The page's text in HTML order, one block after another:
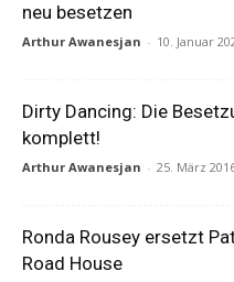
neu besetzen
Arthur Awanesjan - 10. Januar
Dirty Dancing: Die
komplett!
Arthur Awanesjan - 25. März
Ronda Rousey ersetzt
Road House